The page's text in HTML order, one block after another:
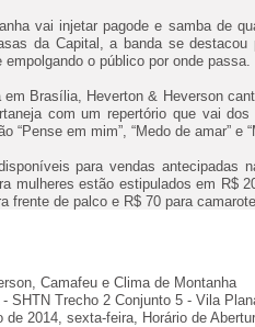
vai injetar pagode e samba de
da Capital, a banda se
o público por onde passa.
em Brasília, Heverton & Heverson
com um repertório que vai dos
“Pense em mim”, “Medo de amar” e
para vendas antecipadas
mulheres estão estipulados em R$
frente de palco e R$ 70 para
Camafeu e Clima de Montanha
SHTN Trecho 2 Conjunto 5 - Vila
de 2014, sexta-feira, Horário de